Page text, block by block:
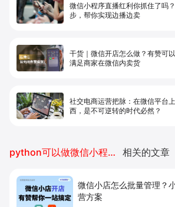
微信小程序直播红利你抓住了吗
步，帮你实现边播边卖
干货｜微信开店怎么做？有赞可
满足商家在微信内卖货
社交电商运营把脉：在微信平台
西，是不可逆转的时代必然？
python可以做微信小程序开发吗 相关的文章
微信小店怎么批量管理？
营方案